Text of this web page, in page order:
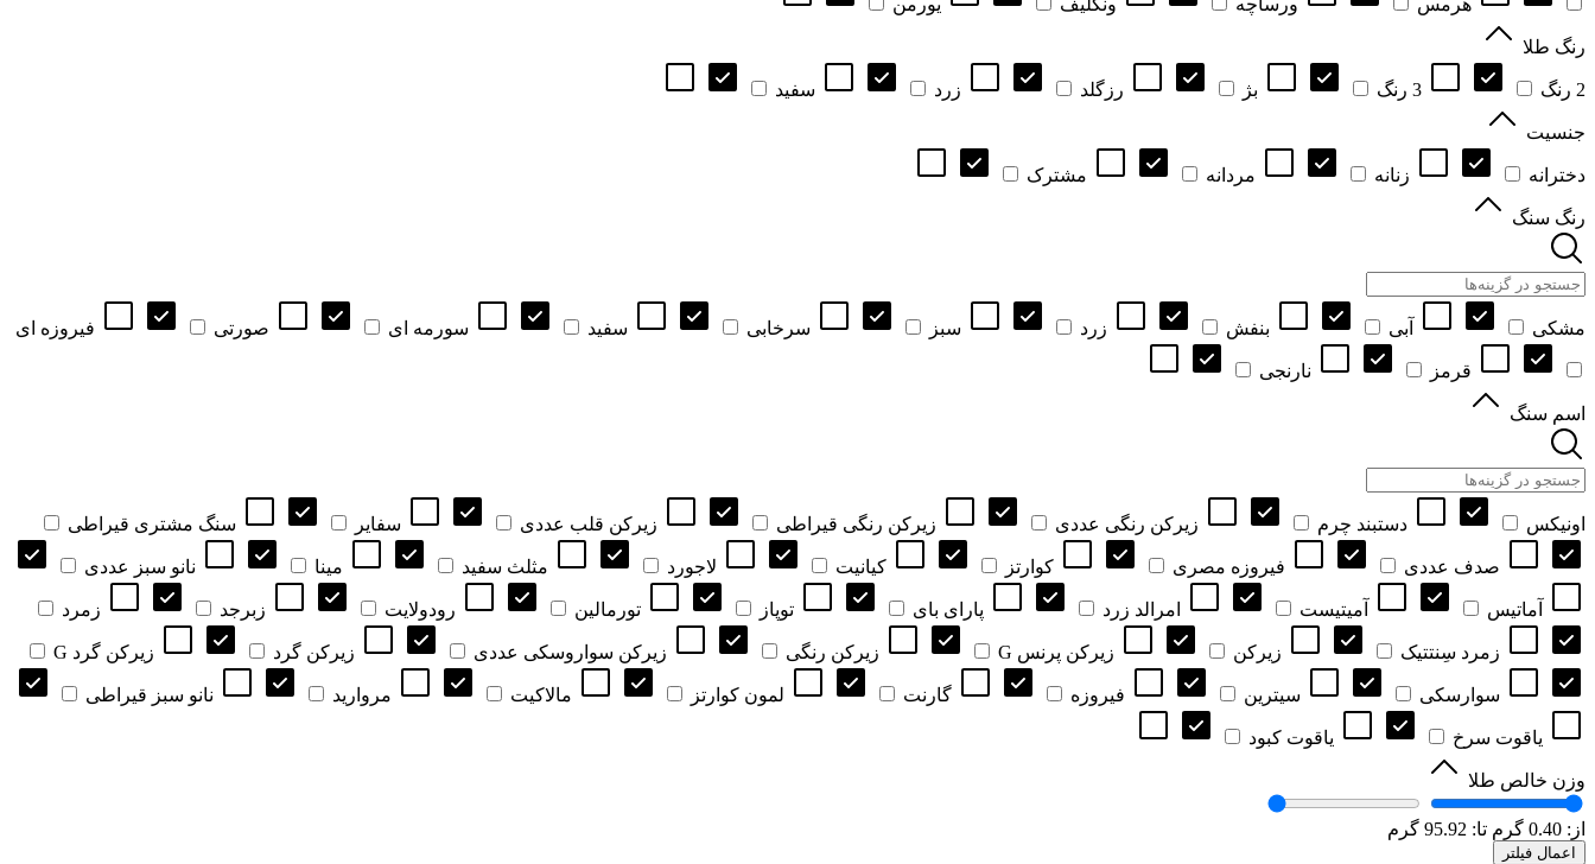
رنگ طلا
2 رنگ 3 رنگ بژ رزگلد زرد سفید
جنسیت
دخترانه زنانه مردانه مشترک
رنگ سنگ
مشکی آبی بنفش زرد سبز سرخابی سفید سورمه ای صورتی فیروزه ای
قرمز نارنجی
اسم سنگ
اونیکس دستبند چرم زیرکن رنگی عددی زیرکن رنگی قیراطی زیرکن قلب عددی سفایر سنگ مشتری قیراطی
صدف عددی فیروزه مصری کوارتز کیانیت لاجورد مثلث سفید مینا نانو سبز عددی
آماتیس آمیتیست امرالد زرد پارای بای توپاز تورمالین رودولایت زبرجد زمرد
زمرد سِنتتیک زیرکن زیرکن پرنس G زیرکن رنگی زیرکن سواروسکی عددی زیرکن گرد زیرکن گرد G
سوارسکی سیترین فیروزه گارنت لمون کوارتز مالاکیت مروارید نانو سبز قیراطی
یاقوت سرخ یاقوت کبود
وزن خالص طلا
از: 0.40 گرم تا: 95.92 گرم
اعمال فیلتر